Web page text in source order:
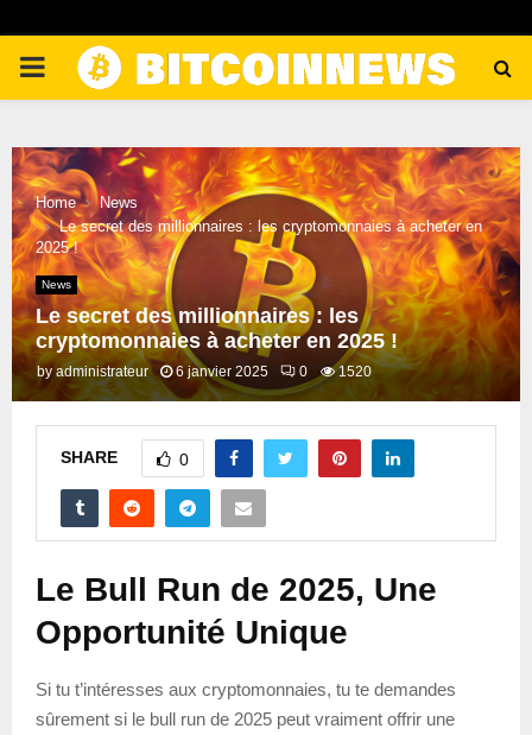
PRIMARY
Home
News
Le secret des millionnaires : les cryptomonnaies à acheter en
2025 !
News
Le secret des millionnaires : les
cryptomonnaies à acheter en 2025 !
by administrateur 6 janvier 2025 0 1520
SHARE 0
Le Bull Run de 2025, Une
Opportunité Unique
Si tu t’intéresses aux cryptomonnaies, tu te demandes
sûrement si le bull run de 2025 peut vraiment offrir une